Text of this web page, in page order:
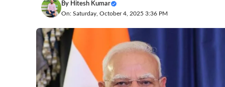
By Hitesh Kumar
On: Saturday, October 4, 2025 3:36 PM